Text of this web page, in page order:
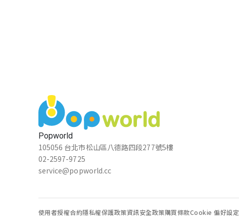
Popworld
105056 台北市松山區八德路四段277號5樓
02-2597-9725
service@popworld.cc
使用者授權合約隱私權保護政策資訊安全政策購買條款Cookie 偏好設定